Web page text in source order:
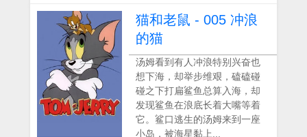
猫和老鼠 - 005 冲浪
的猫
汤姆看到有人冲浪特别兴奋也
想下海，却举步维艰，磕磕碰
碰之下打扁鲨鱼总算入海，却
发现鲨鱼在浪底长着大嘴等着
它。鲨口逃生的汤姆来到一座
小岛，被海星黏上...